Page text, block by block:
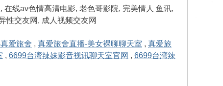
线av色情高清电影, 老色哥影院, 完美情人 鱼讯,
性交友网, 成人视频交友网
爱旅舍 , 真爱旅舍直播-美女裸聊聊天室 , 真爱旅
, 6699台湾辣妹影音视讯聊天室官网 , 6699台湾辣